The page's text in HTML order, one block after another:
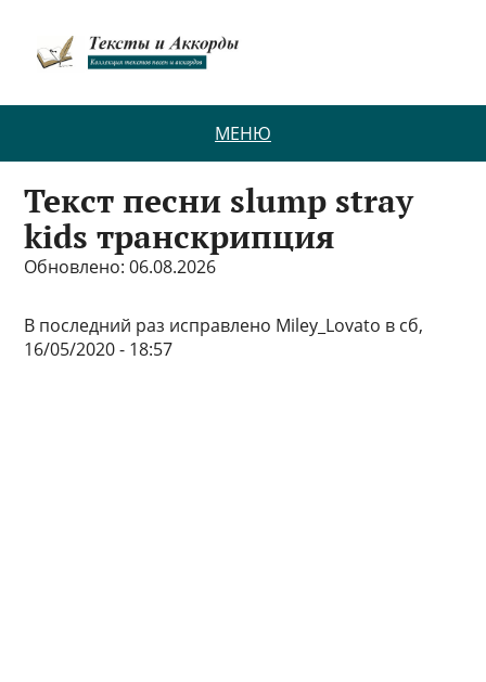
МЕНЮ
Текст песни slump stray
kids транскрипция
Обновлено: 06.08.2026
В последний раз исправлено Miley_Lovato в сб,
16/05/2020 - 18:57